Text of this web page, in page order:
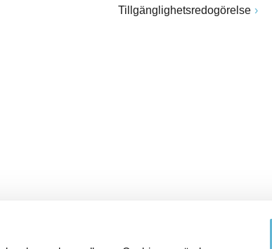
Tillgänglighetsredogörelse